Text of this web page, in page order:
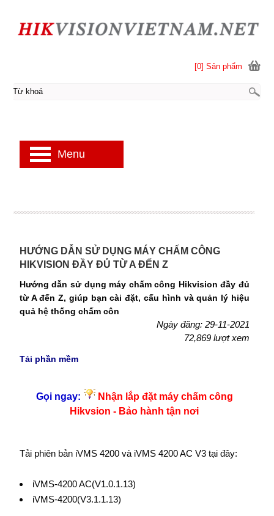
HƯỚNG DẪN SỬ DỤNG MÁY CHẤM CÔNG
HIKVISION ĐẦY ĐỦ TỪ A ĐẾN Z
Hướng dẫn sử dụng máy chấm công Hikvision đầy đủ
từ A đến Z, giúp bạn cài đặt, cấu hình và quản lý hiệu
quả hệ thống chấm côn
Ngày đăng: 29-11-2021
72,869 lượt xem
Tải phần mềm
Gọi ngay:
Nhận lắp đặt máy chấm công
Hikvsion - Bảo hành tận nơi
Tải phiên bản iVMS 4200 và iVMS 4200 AC V3 tại đây:
iVMS-4200 AC(V1.0.1.13)
iVMS-4200(V3.1.1.13)
[0] Sản phẩm
Menu